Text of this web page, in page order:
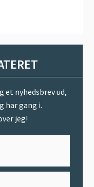
et nyhedsbrev ud,
har gang i.
jeg!